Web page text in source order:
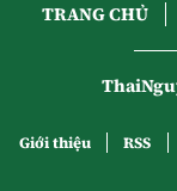
TRANG CHỦ
Giới thiệu RSS